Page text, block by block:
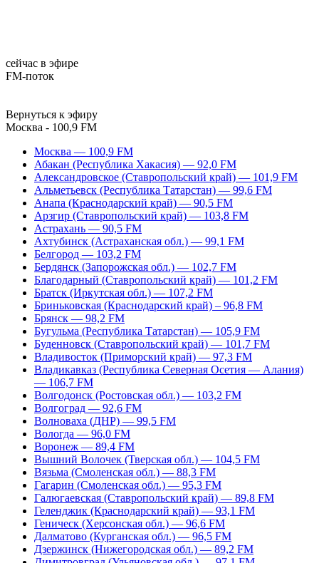
сейчас в эфире
FM-поток
Вернуться к эфиру
Москва - 100,9 FM
Москва — 100,9 FM
Абакан (Республика Хакасия) — 92,0 FM
Александровское (Ставропольский край) — 101,9 FM
Альметьевск (Республика Татарстан) — 99,6 FM
Анапа (Краснодарский край) — 90,5 FM
Арзгир (Ставропольский край) — 103,8 FM
Астрахань — 90,5 FM
Ахтубинск (Астраханская обл.) — 99,1 FM
Белгород — 103,2 FM
Бердянск (Запорожская обл.) — 102,7 FM
Благодарный (Ставропольский край) — 101,2 FM
Братск (Иркутская обл.) — 107,2 FM
Бриньковская (Краснодарский край) – 96,8 FM
Брянск — 98,2 FM
Бугульма (Республика Татарстан) — 105,9 FM
Буденновск (Ставропольский край) — 101,7 FM
Владивосток (Приморский край) — 97,3 FM
Владикавказ (Республика Северная Осетия — Алания)
— 106,7 FM
Волгодонск (Ростовская обл.) — 103,2 FM
Волгоград — 92,6 FM
Волноваха (ДНР) — 99,5 FM
Вологда — 96,0 FM
Воронеж — 89,4 FM
Вышний Волочек (Тверская обл.) — 104,5 FM
Вязьма (Смоленская обл.) — 88,3 FM
Гагарин (Смоленская обл.) — 95,3 FM
Галюгаевская (Ставропольский край) — 89,8 FM
Геленджик (Краснодарский край) — 93,1 FM
Геническ (Херсонская обл.) — 96,6 FM
Далматово (Курганская обл.) — 96,5 FM
Дзержинск (Нижегородская обл.) — 89,2 FM